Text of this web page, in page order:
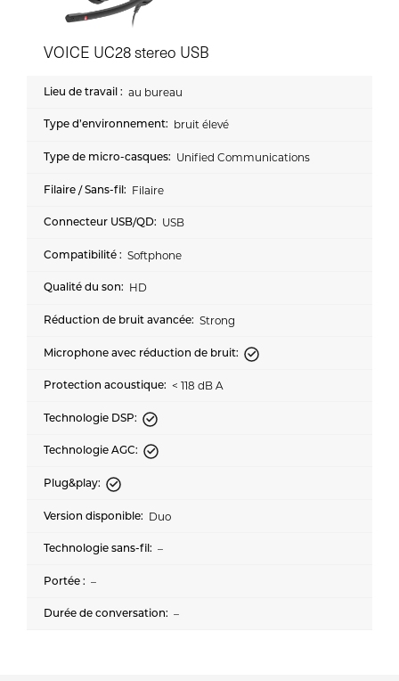
VOICE UC28 stereo USB
au bureau
bruit élevé
Unified Communications
Filaire
USB
Softphone
HD
Strong
< 118 dB A
Duo
–
–
–